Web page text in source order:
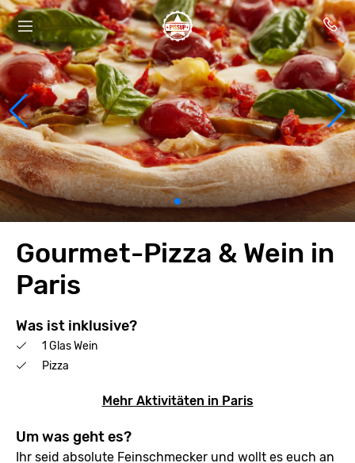
Gourmet-Pizza & Wein in
Paris
Was ist inklusive?
1 Glas Wein
Pizza
Mehr Aktivitäten in Paris
Um was geht es?
Ihr seid absolute Feinschmecker und wollt es euch an